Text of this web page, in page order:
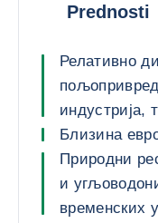
Prednosti
Релативно
индустрија,
Близина
Природни
и
временских